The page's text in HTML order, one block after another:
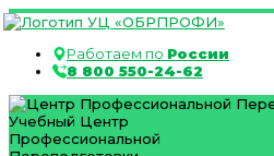
Работаем по России
8 800 550-24-62
Учебный Центр
Профессиональной